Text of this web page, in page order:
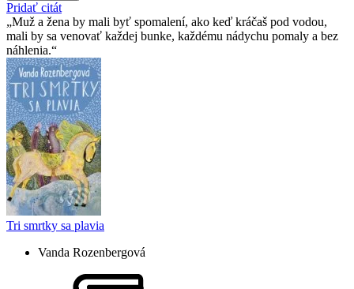
Pridať citát
Muž a žena by mali byť spomalení, ako keď kráčaš pod vodou,
mali by sa venovať každej bunke, každému nádychu pomaly a bez
náhlenia.
Tri smrtky sa plavia
Vanda Rozenbergová